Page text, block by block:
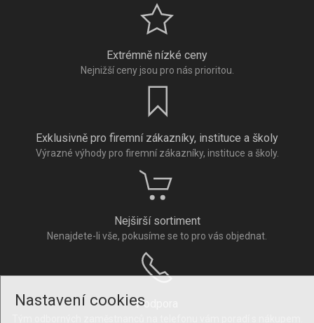
Nastavení cookies
Extrémně nízké ceny
Nejnižší ceny jsou pro nás prioritou.
Exklusivně pro firemní zákazníky, instituce a školy
Výrazné výhody pro firemní zákazníky, instituce a školy.
Nejširší sortiment
Nenajdete-li vše, pokusíme se to pro vás objednat.
Podpora